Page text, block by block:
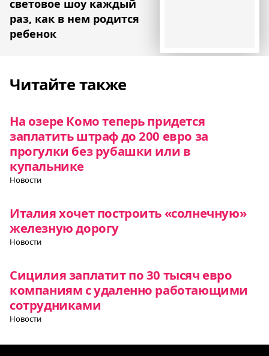
световое шоу каждый
раз, как в нем родится
ребенок
Читайте также
На озере Комо теперь придется
заплатить штраф до 200 евро за
прогулки без рубашки или в
купальнике
Новости
Италия хочет построить «солнечную»
железную дорогу
Новости
Сицилия заплатит по 30 тысяч евро
компаниям с удаленно работающими
сотрудниками
Новости